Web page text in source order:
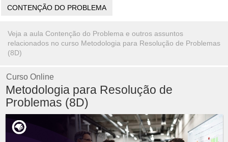
CONTENÇÃO DO PROBLEMA
Veja a aula Contenção do Problema e outros assuntos
relacionados no curso Metodologia para Resolução de Problemas
(8D)
Curso Online
Metodologia para Resolução de
Problemas (8D)